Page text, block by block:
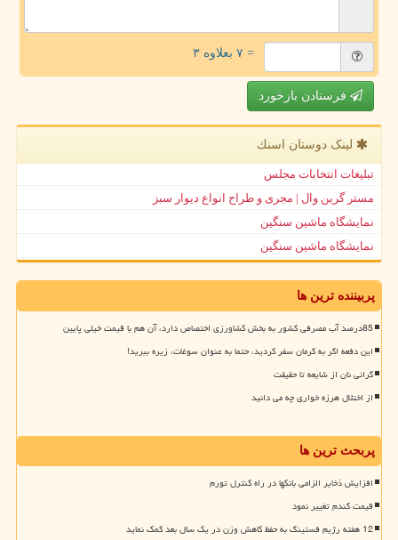
= ۷ بعلاوه ۳
فرستادن بازخورد
لینک دوستان اسنك
تبلیغات انتخابات مجلس
مستر گرین وال | مجری و طراح انواع دیوار سبز
نمایشگاه ماشین سنگین
نمایشگاه ماشین سنگین
پربیننده ترین ها
85درصد آب مصرفی کشور به بخش کشاورزی اختصاص دارد، آن هم با قیمت خیلی پایین
این دفعه اگر به کرمان سفر کردید، حتما به عنوان سوغات، زیره ببرید!
گرانی نان از شایعه تا حقیقت
از اختلال هرزه خواری چه می دانید
پربحث ترین ها
افزایش ذخایر الزامی بانکها در راه کنترل تورم
قیمت گندم تغییر نمود
12 هفته رژیم فستینگ به حفظ کاهش وزن در یک سال بعد کمک نماید